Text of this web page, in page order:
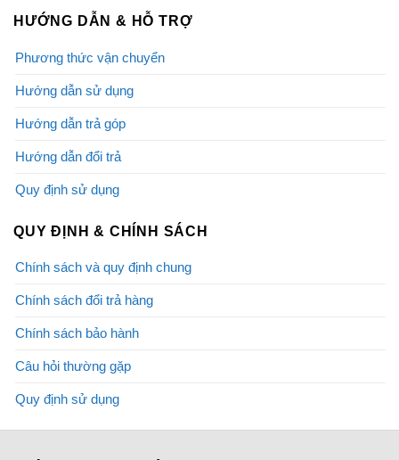
HƯỚNG DẪN & HỖ TRỢ
Phương thức vận chuyển
Hướng dẫn sử dụng
Hướng dẫn trả góp
Hướng dẫn đổi trả
Quy định sử dụng
QUY ĐỊNH & CHÍNH SÁCH
Chính sách và quy định chung
Chính sách đổi trả hàng
Chính sách bảo hành
Câu hỏi thường gặp
Quy định sử dụng